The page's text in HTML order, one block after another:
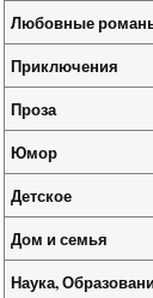
Любовные
Приключения
Проза
Юмор
Детское
Дом и семья
Наука,